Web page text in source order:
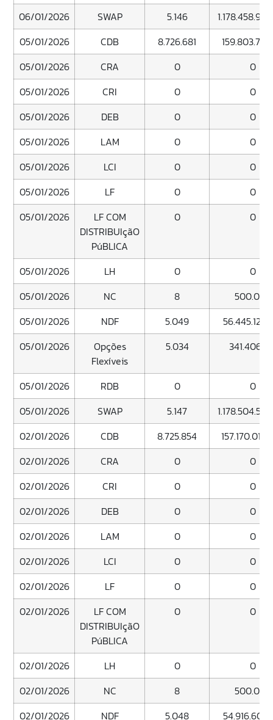
06/01/2026
SWAP 5.146
05/01/2026
CDB 8.726.681
05/01/2026
CRA 0
0
05/01/2026
CRI 0
0
05/01/2026
DEB 0
0
05/01/2026
LAM 0
0
05/01/2026
LCI 0
0
05/01/2026
LF 0
0
05/01/2026
LF COM
DISTRIBUIçãO
PúBLICA
0 0
05/01/2026 LH 0
0
05/01/2026
NC 8
500.000
05/01/2026
NDF 5.049
05/01/2026
Opções
Flexíveis
5.034
05/01/2026 RDB 0
0
05/01/2026
SWAP 5.147
02/01/2026
CDB 8.725.854
02/01/2026
CRA 0
0
02/01/2026
CRI 0
0
02/01/2026
DEB 0
0
02/01/2026
LAM 0
0
02/01/2026
LCI 0
0
02/01/2026
LF 0
0
02/01/2026
LF COM
DISTRIBUIçãO
PúBLICA
0 0
02/01/2026 LH 0
0
02/01/2026
NC 8
500.000
02/01/2026
NDF 5.048